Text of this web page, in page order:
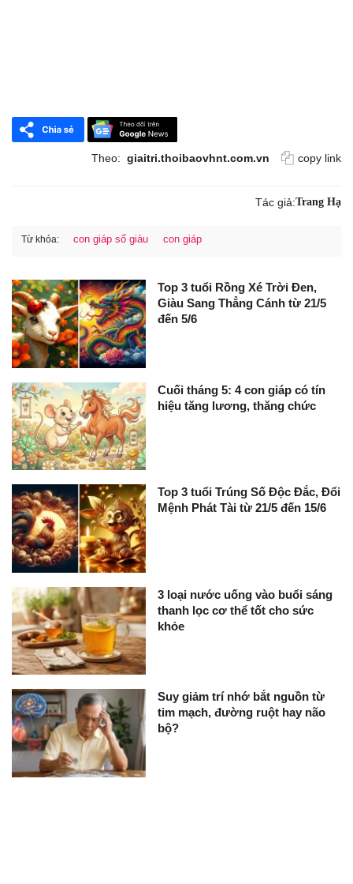
Theo: giaitri.thoibaovhnt.com.vn copy link
Tác giả:Trang Hạ
Từ khóa: con giáp số giàu con giáp
Top 3 tuổi Rồng Xé Trời Đen,
Giàu Sang Thẳng Cánh từ 21/5
đến 5/6
Cuối tháng 5: 4 con giáp có tín
hiệu tăng lương, thăng chức
Top 3 tuổi Trúng Số Độc Đắc, Đổi
Mệnh Phát Tài từ 21/5 đến 15/6
3 loại nước uống vào buổi sáng
thanh lọc cơ thể tốt cho sức
khỏe
Suy giảm trí nhớ bắt nguồn từ
tim mạch, đường ruột hay não
bộ?